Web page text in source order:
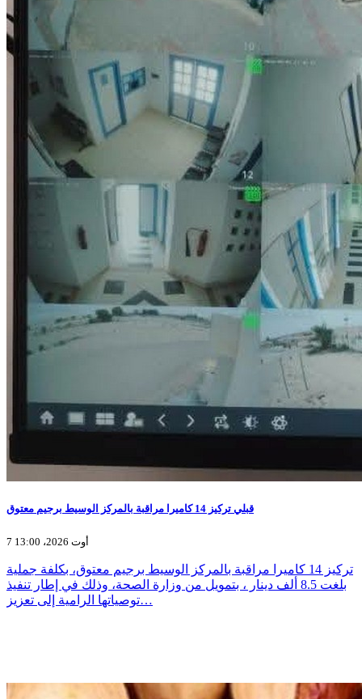
قبلي تركيز 14 كاميرا مراقبة بالمركز الوسيط برجيم معتوق
7 أوت 2026، 13:00
تركيز 14 كاميرا مراقبة بالمركز الوسيط برجيم معتوق، بكلفة جملية
بلغت 8.5 ألف دينار ، بتمويل من وزارة الصحة، وذلك في إطار تنفيذ
توصياتها الرامية إلى تعزيز…